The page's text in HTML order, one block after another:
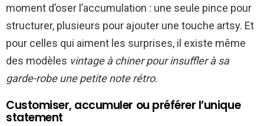
moment d’oser l’accumulation : une seule pince pour
structurer, plusieurs pour ajouter une touche artsy. Et
pour celles qui aiment les surprises, il existe même
des modèles vintage à chiner pour insuffler à sa
garde-robe une petite note rétro.
Customiser, accumuler ou préférer l’unique
statement